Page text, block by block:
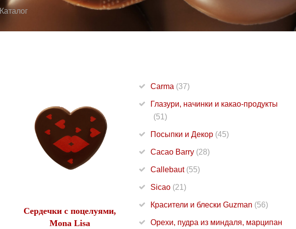
Каталог
Сердечки с поцелуями,
Mona Lisa
Carma (37)
Глазури, начинки и какао-продукты
(51)
Посыпки и Декор (45)
Cacao Barry (28)
Callebaut (55)
Sicao (21)
Красители и блески Guzman (56)
Орехи, пудра из миндаля, марципан